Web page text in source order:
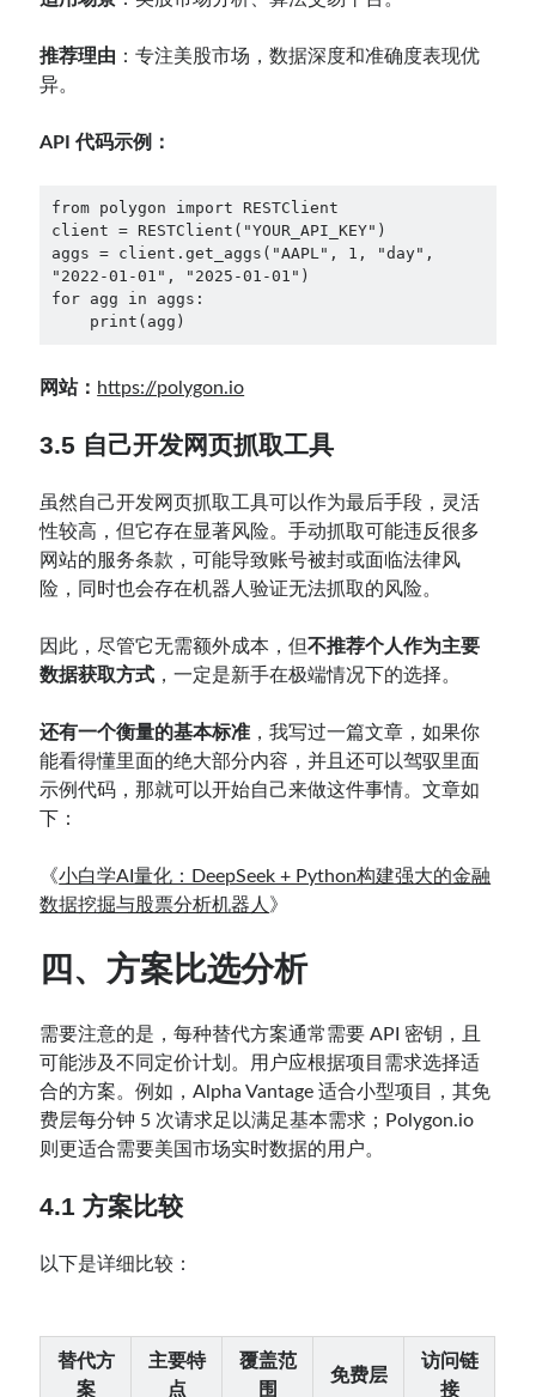
推荐理由 ：专注美股市场，数据深度和准确度表现优
异。
API 代码示例：
from polygon import RESTClient
client = RESTClient("YOUR_API_KEY")
aggs = client.get_aggs("AAPL", 1, "day",
"2022-01-01", "2025-01-01")
for agg in aggs:
    print(agg)
网站： https://polygon.io
3.5 自己开发网页抓取工具
虽然自己开发网页抓取工具可以作为最后手段，灵活
性较高，但它存在显著风险。手动抓取可能违反很多
网站的服务条款，可能导致账号被封或面临法律风
险，同时也会存在机器人验证无法抓取的风险。
因此，尽管它无需额外成本，但不推荐个人作为主要
数据获取方式 ，一定是新手在极端情况下的选择。
还有一个衡量的基本标准 ，我写过一篇文章，如果你
能看得懂里面的绝大部分内容，并且还可以驾驭里面
示例代码，那就可以开始自己来做这件事情。文章如
下：
《小白学AI量化：DeepSeek + Python构建强大的金融
数据挖掘与股票分析机器人》
四、方案比选分析
需要注意的是，每种替代方案通常需要 API 密钥，且
可能涉及不同定价计划。用户应根据项目需求选择适
合的方案。例如，Alpha Vantage 适合小型项目，其免
费层每分钟 5 次请求足以满足基本需求；Polygon.io
则更适合需要美国市场实时数据的用户。
4.1 方案比较
以下是详细比较：
替代方
案
主要特
点
覆盖范
围
免费层
访问链
接